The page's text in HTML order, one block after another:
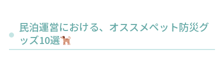
民泊運営における、オススメペット防災グ
ッズ10選